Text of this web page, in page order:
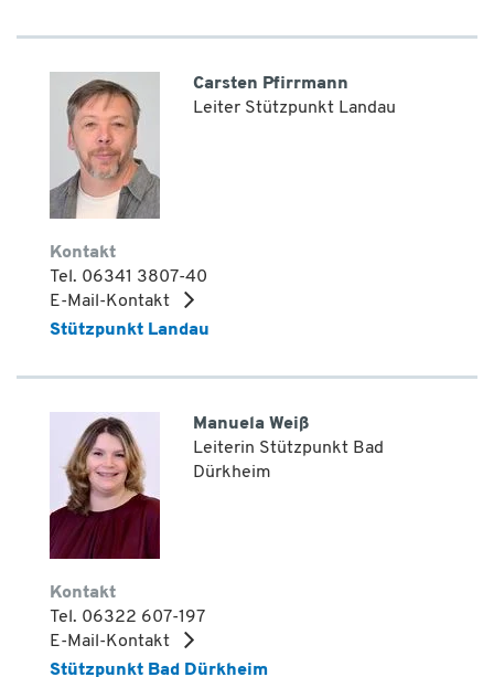
Carsten Pfirrmann
Leiter Stützpunkt Landau
Kontakt
Tel. 06341 3807-40
E-Mail-Kontakt
Stützpunkt Landau
Manuela Weiß
Leiterin Stützpunkt Bad
Dürkheim
Kontakt
Tel. 06322 607-197
E-Mail-Kontakt
Stützpunkt Bad Dürkheim